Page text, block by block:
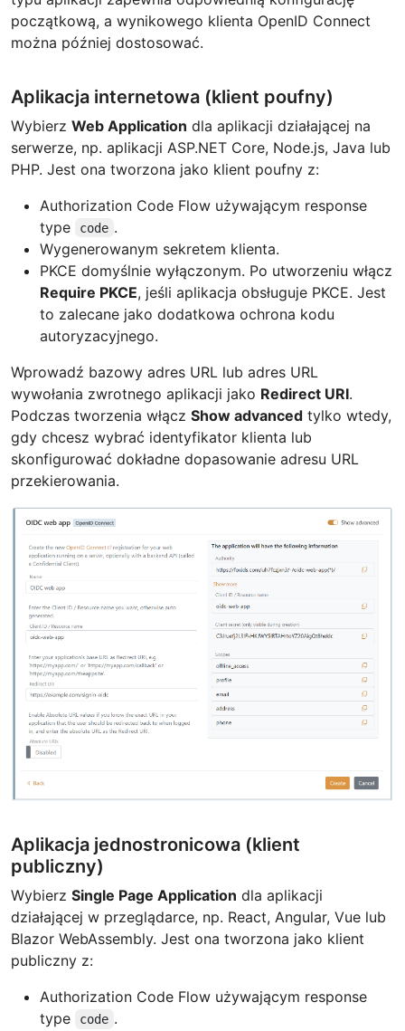
początkową, a wynikowego klienta OpenID Connect
można później dostosować.
Aplikacja internetowa (klient poufny)
Wybierz Web Application dla aplikacji działającej na
serwerze, np. aplikacji ASP.NET Core, Node.js, Java lub
PHP. Jest ona tworzona jako klient poufny z:
Authorization Code Flow używającym response
type
code .
Wygenerowanym sekretem klienta.
PKCE domyślnie wyłączonym. Po utworzeniu włącz
Require PKCE, jeśli aplikacja obsługuje PKCE. Jest
to zalecane jako dodatkowa ochrona kodu
autoryzacyjnego.
Wprowadź bazowy adres URL lub adres URL
wywołania zwrotnego aplikacji jako Redirect URI.
Podczas tworzenia włącz Show advanced tylko wtedy,
gdy chcesz wybrać identyfikator klienta lub
skonfigurować dokładne dopasowanie adresu URL
przekierowania.
Aplikacja jednostronicowa (klient
publiczny)
Wybierz Single Page Application dla aplikacji
działającej w przeglądarce, np. React, Angular, Vue lub
Blazor WebAssembly. Jest ona tworzona jako klient
publiczny z:
Authorization Code Flow używającym response
type
code .